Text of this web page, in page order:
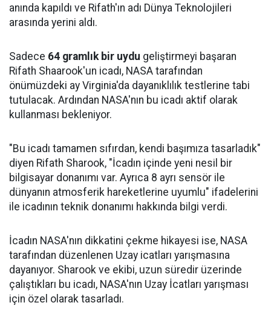
anında kapıldı ve Rifath'ın adı Dünya Teknolojileri
arasında yerini aldı.
Sadece 64 gramlık bir uydu geliştirmeyi başaran
Rifath Shaarook'un icadı, NASA tarafından
önümüzdeki ay Virginia'da dayanıklılık testlerine tabi
tutulacak. Ardından NASA'nın bu icadı aktif olarak
kullanması bekleniyor.
"Bu icadı tamamen sıfırdan, kendi başımıza tasarladık"
diyen Rifath Sharook, "İcadın içinde yeni nesil bir
bilgisayar donanımı var. Ayrıca 8 ayrı sensör ile
dünyanın atmosferik hareketlerine uyumlu" ifadelerini
ile icadının teknik donanımı hakkında bilgi verdi.
İcadın NASA'nın dikkatini çekme hikayesi ise, NASA
tarafından düzenlenen Uzay icatları yarışmasına
dayanıyor. Sharook ve ekibi, uzun süredir üzerinde
çalıştıkları bu icadı, NASA'nın Uzay İcatları yarışması
için özel olarak tasarladı.